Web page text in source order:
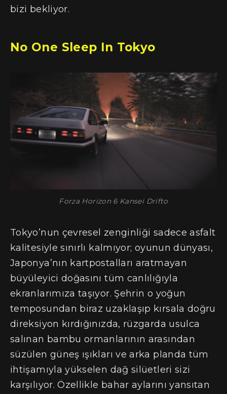
bizi bekliyor.
No One Sleep In Tokyo
Forza Horizon 6 Kansei Drifto
Tokyo’nun çevresel zenginliği sadece asfalt
kalitesiyle sınırlı kalmıyor; oyunun dünyası,
Japonya’nın kartpostalları aratmayan
büyüleyici doğasını tüm canlılığıyla
ekranlarımıza taşıyor. Şehrin o yoğun
temposundan biraz uzaklaşıp kırsala doğru
direksiyon kırdığınızda, rüzgarda usulca
salınan bambu ormanlarının arasından
süzülen güneş ışıkları ve arka planda tüm
ihtişamıyla yükselen dağ silüetleri sizi
karşılıyor. Özellikle bahar aylarını yansıtan